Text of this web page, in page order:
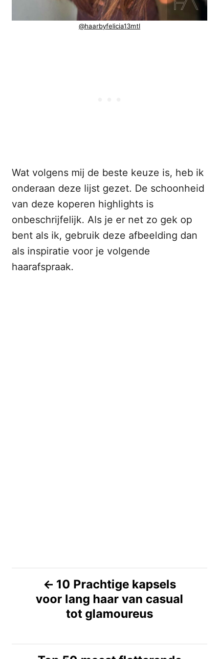
@haarbyfelicia13mtl
Wat volgens mij de beste keuze is, heb ik
onderaan deze lijst gezet. De schoonheid
van deze koperen highlights is
onbeschrijfelijk. Als je er net zo gek op
bent als ik, gebruik deze afbeelding dan
als inspiratie voor je volgende
haarafspraak.
i
10 Prachtige kapsels
voor lang haar van casual
tot glamoureus